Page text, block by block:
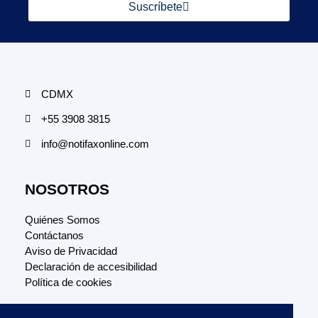
Suscríbete
CDMX
+55 3908 3815
info@notifaxonline.com
NOSOTROS
Quiénes Somos
Contáctanos
Aviso de Privacidad
Declaración de accesibilidad
Política de cookies